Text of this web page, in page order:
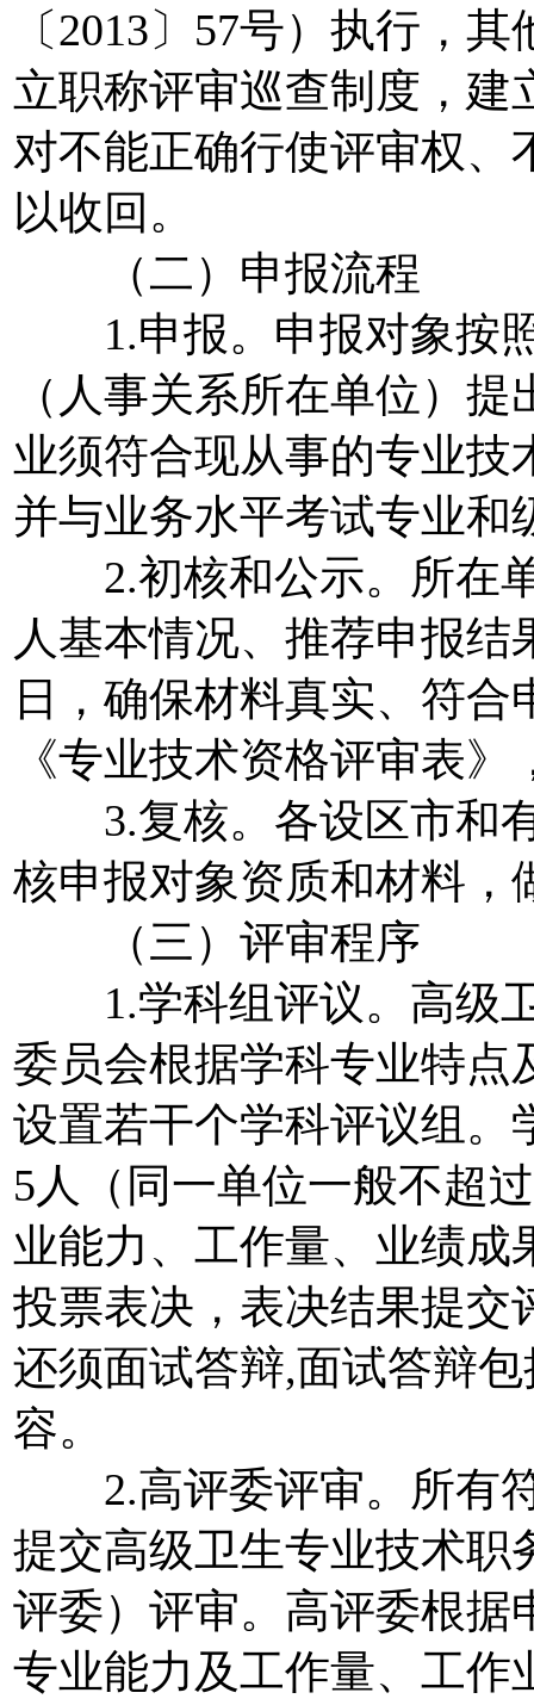
〔2013〕57号）执行，
立职称评审巡查制度，建
对不能正确行使评审权、
以收回。
（二）申报流程
1.申报。申报对象按照
（人事关系所在单位）
业须符合现从事的专业技
并与业务水平考试专业和
2.初核和公示。所在单
人基本情况、推荐申报
日，确保材料真实、符
《专业技术资格评审表
3.复核。各设区市和有
核申报对象资质和材料，
（三）评审程序
1.学科组评议。高级卫
委员会根据学科专业特点
设置若干个学科评议组。
5人（同一单位一般不超
业能力、工作量、业绩成
投票表决，表决结果提交
还须面试答辩,面试答辩
容。
2.高评委评审。所有符
提交高级卫生专业技术职
评委）评审。高评委根据
专业能力及工作量、工作